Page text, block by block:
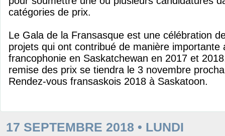
catégories de prix.
Le Gala de la Fransasque est une célébration
projets qui ont contribué de manière importante
francophonie en Saskatchewan en 2017 et
remise des prix se tiendra le 3 novembre
Rendez-vous fransaskois 2018 à Saskatoon.
17 SEPTEMBRE 2018 • LUNDI